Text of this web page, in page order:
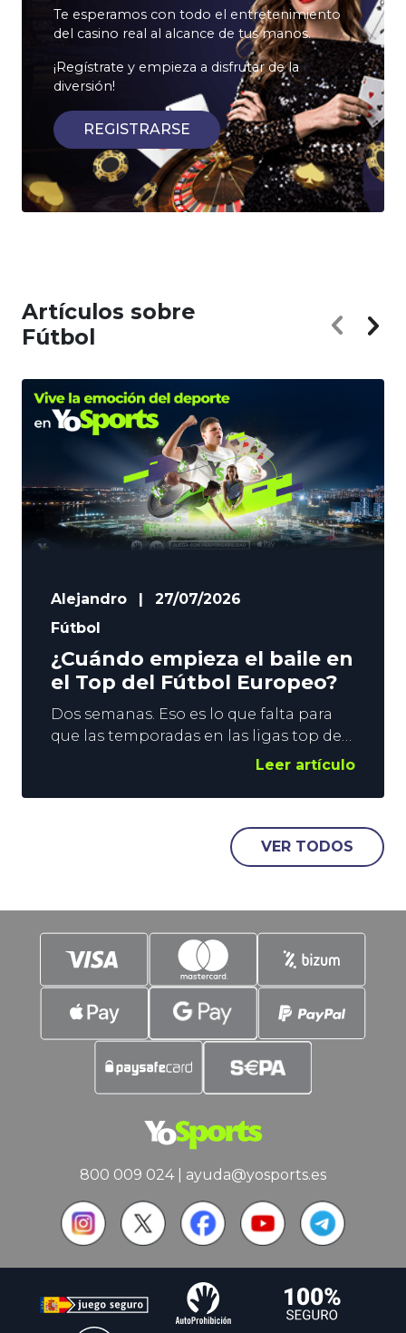
Te esperamos con todo el entretenimiento
del casino real al alcance de tus manos.
¡Regístrate y empieza a disfrutar de la
diversión!
REGISTRARSE
Artículos sobre
Fútbol
Alejandro
27/07/2026
Fútbol
¿Cuándo empieza el baile en
el Top del Fútbol Europeo?
Dos semanas. Eso es lo que falta para
que las temporadas en las ligas top del
Fútbol Europeo se pongan en marcha.
levanta el telón en Inglaterra, Francia y
España, y una semana después le
llegará el turno a Alemania e Italia. En
Leer artículo
VER TODOS
800 009 024| ayuda@yosports.es